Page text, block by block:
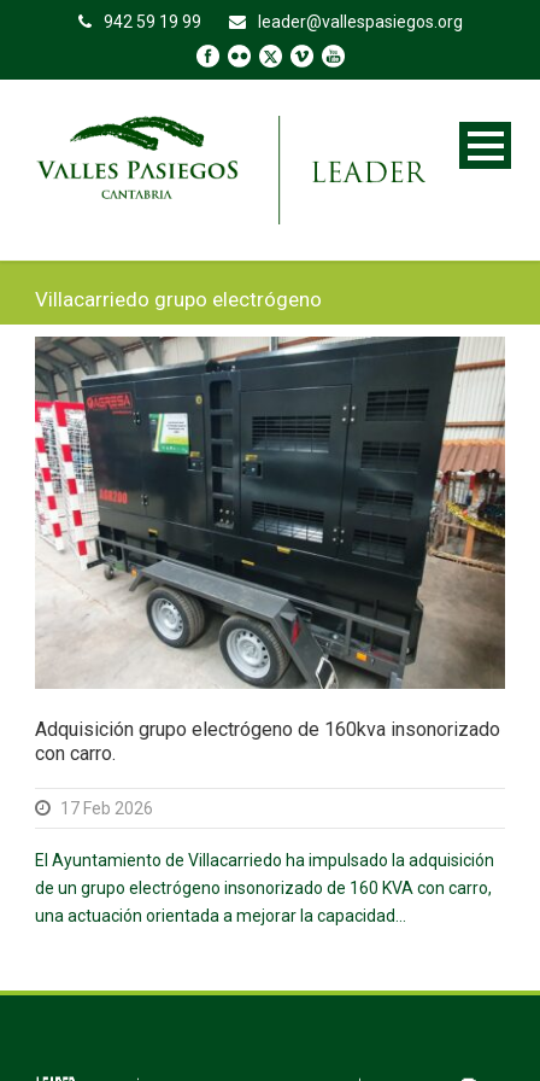
942 59 19 99 leader@vallespasiegos.org
Villacarriedo grupo electrógeno
Adquisición grupo electrógeno de 160kva insonorizado
con carro.
17 Feb 2026
El Ayuntamiento de Villacarriedo ha impulsado la adquisición
de un grupo electrógeno insonorizado de 160 KVA con carro,
una actuación orientada a mejorar la capacidad...